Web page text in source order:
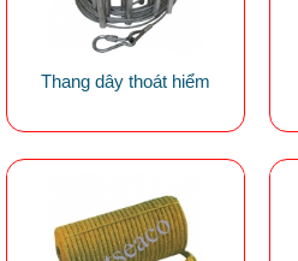
Thang dây thoát hiểm